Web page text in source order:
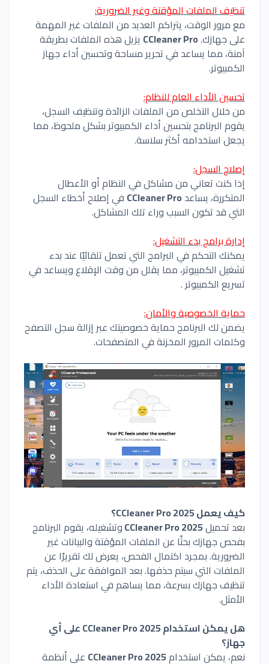
تنظيف الملفات المؤقتة وغير الضرورية:
مع مرور الوقت، يتراكم العديد من الملفات غير المهمة
على جهازك.CCleaner Pro يزيل هذه الملفات بطريقة
آمنة، مما يساعد في تحرير مساحة وتحسين أداء جهاز
الكمبيوتر.
تحسين الأداء العام للنظام:
من خلال التخلص من الملفات الزائدة وتنظيف السجل،
يقوم البرنامج بتحسين أداء الكمبيوتر بشكل ملحوظ، مما
يجعل استخدامه أكثر سلاسة.
إصلاح السجل:
إذا كنت تعاني من مشاكل في النظام أو الأعطال
المتكررة، يساعد CCleaner Pro في إصلاح أخطاء السجل
التي قد تكون السبب وراء تلك المشاكل.
إدارة برامج بدء التشغيل:
يمكنك التحكم في البرامج التي تعمل تلقائيًا عند بدء
تشغيل الكمبيوتر، مما يقلل من وقت الإقلاع ويساعد في
تسريع الكمبيوتر .
حماية الخصوصية والأمان:
يضمن لك البرنامج حماية خصوصيتك عبر إزالة سجل التصفح
وكلمات المرور المخزنة في المتصفحات.
كيف يعمل CCleaner Pro 2025؟
بعد تحميلCCleaner Pro 2025وتشغيله، يقوم البرنامج
بفحص جهازك بحثًا عن الملفات المؤقتة والبيانات غير
الضرورية. بمجرد اكتمال الفحص، يعرض لك تقريرًا عن
الملفات التي سيتم حذفها. بعد الموافقة على الحذف، يتم
تنظيف جهازك بسرعة، مما يساهم في استعادة الأداء
الأمثل.
هل يمكن استخدام CCleaner Pro 2025 على أي
جهاز؟
نعم، يمكن استخدامCCleaner Pro 2025 على أنظمة